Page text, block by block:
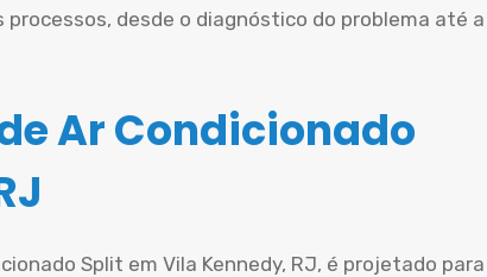
processos, desde o diagnóstico do problema até a
Ar Condicionado
Split em Vila Kennedy, RJ, é projetado para